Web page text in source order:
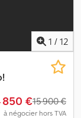
1 / 12
850 €15 900 €
à négocier hors TVA